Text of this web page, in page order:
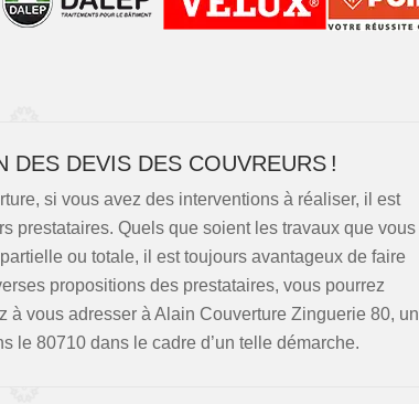
DES DEVIS DES COUVREURS !
si vous avez des interventions à réaliser, il est
prestataires. Quels que soient les travaux que vous
ou totale, il est toujours avantageux de faire
propositions des prestataires, vous pourrez
à vous adresser à Alain Couverture Zinguerie 80, un
le 80710 dans le cadre d’un telle démarche.